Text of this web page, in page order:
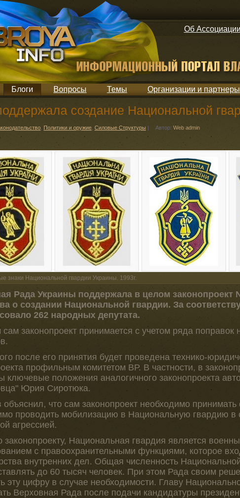
Об Ассоциации
Блоги Вопросы Темы Организации и партнеры
создание Национальной
Политики и оружие Силовые Структуры | Автор: Web admin
знаки Национальной гвардии Украины. 1993г.
Рада Украины поддержала в целом законопроект
о создании Национальной гвардии. За
262 народных депутата.
законопроект принимается с учетом ряда поправок
после его принятия будет проведена технико-
профильным комитетом ВР. В частности, в
ключевые положения аналогичного законопроекта
Юрия Сиротюка.
объяснил, что сам законопроект необходимо принимать
проводить мобилизацию в Национальную гвардию в
агрессией.
законопроекту, Национальная гвардия является
с правоохранительными функциями, которое
внутренних дел. Общая численность
до 60 тысяч человек. При этом Рада своим
эту цифру в случае необходимости. Главу
Верховная Рада после подачи кандидатуры